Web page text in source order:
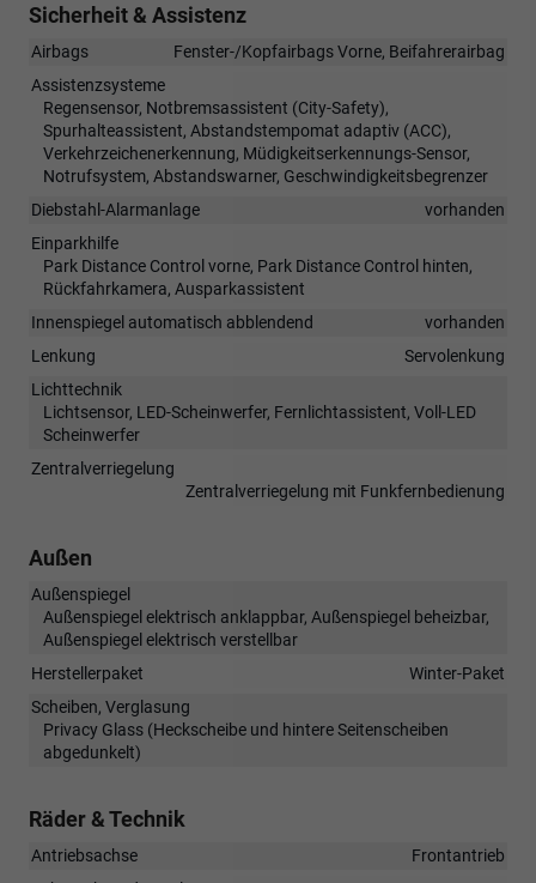
Sicherheit & Assistenz
Airbags
Fenster-/Kopfairbags Vorne, Beifahrerairbag
Assistenzsysteme
Regensensor, Notbremsassistent (City-Safety),
Spurhalteassistent, Abstandstempomat adaptiv (ACC),
Verkehrzeichenerkennung, Müdigkeitserkennungs-Sensor,
Notrufsystem, Abstandswarner, Geschwindigkeitsbegrenzer
Diebstahl-Alarmanlage
vorhanden
Einparkhilfe
Park Distance Control vorne, Park Distance Control hinten,
Rückfahrkamera, Ausparkassistent
Innenspiegel automatisch abblendend
vorhanden
Lenkung
Servolenkung
Lichttechnik
Lichtsensor, LED-Scheinwerfer, Fernlichtassistent, Voll-LED
Scheinwerfer
Zentralverriegelung
Zentralverriegelung mit Funkfernbedienung
Außen
Außenspiegel
Außenspiegel elektrisch anklappbar, Außenspiegel beheizbar,
Außenspiegel elektrisch verstellbar
Herstellerpaket
Winter-Paket
Scheiben, Verglasung
Privacy Glass (Heckscheibe und hintere Seitenscheiben
abgedunkelt)
Räder & Technik
Antriebsachse
Frontantrieb